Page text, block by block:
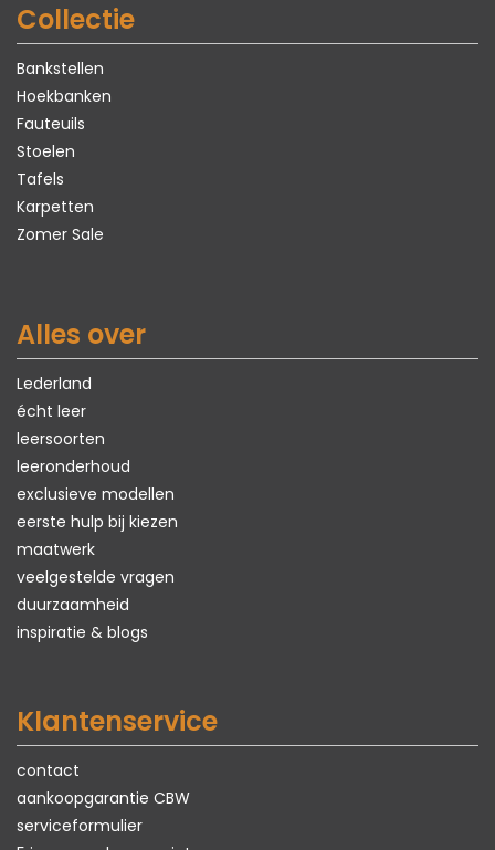
Collectie
Bankstellen
Hoekbanken
Fauteuils
Stoelen
Tafels
Karpetten
Zomer Sale
Alles over
Lederland
écht leer
leersoorten
leeronderhoud
exclusieve modellen
eerste hulp bij kiezen
maatwerk
veelgestelde vragen
duurzaamheid
inspiratie & blogs
Klantenservice
contact
aankoopgarantie CBW
serviceformulier